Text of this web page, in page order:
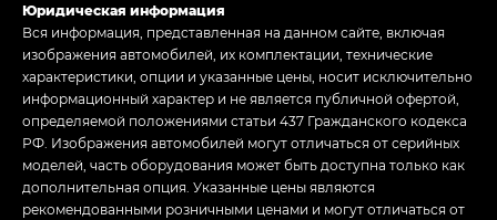
Юридическая информация
Вся информация, представленная на данном сайте, включая
изображения автомобилей, их комплектации, технические
характеристики, опции и указанные цены, носит исключительно
информационный характер и не является публичной офертой,
определяемой положениями статьи 437 Гражданского кодекса
РФ. Изображения автомобилей могут отличаться от серийных
моделей, часть оборудования может быть доступна только как
дополнительная опция. Указанные цены являются
рекомендованными розничными ценами и могут отличаться от